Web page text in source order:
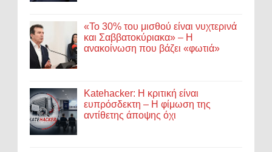
«Το 30% του μισθού είναι νυχτερινά
και Σαββατοκύριακα» – Η
ανακοίνωση που βάζει «φωτιά»
Katehacker: Η κριτική είναι
ευπρόσδεκτη – Η φίμωση της
αντίθετης άποψης όχι